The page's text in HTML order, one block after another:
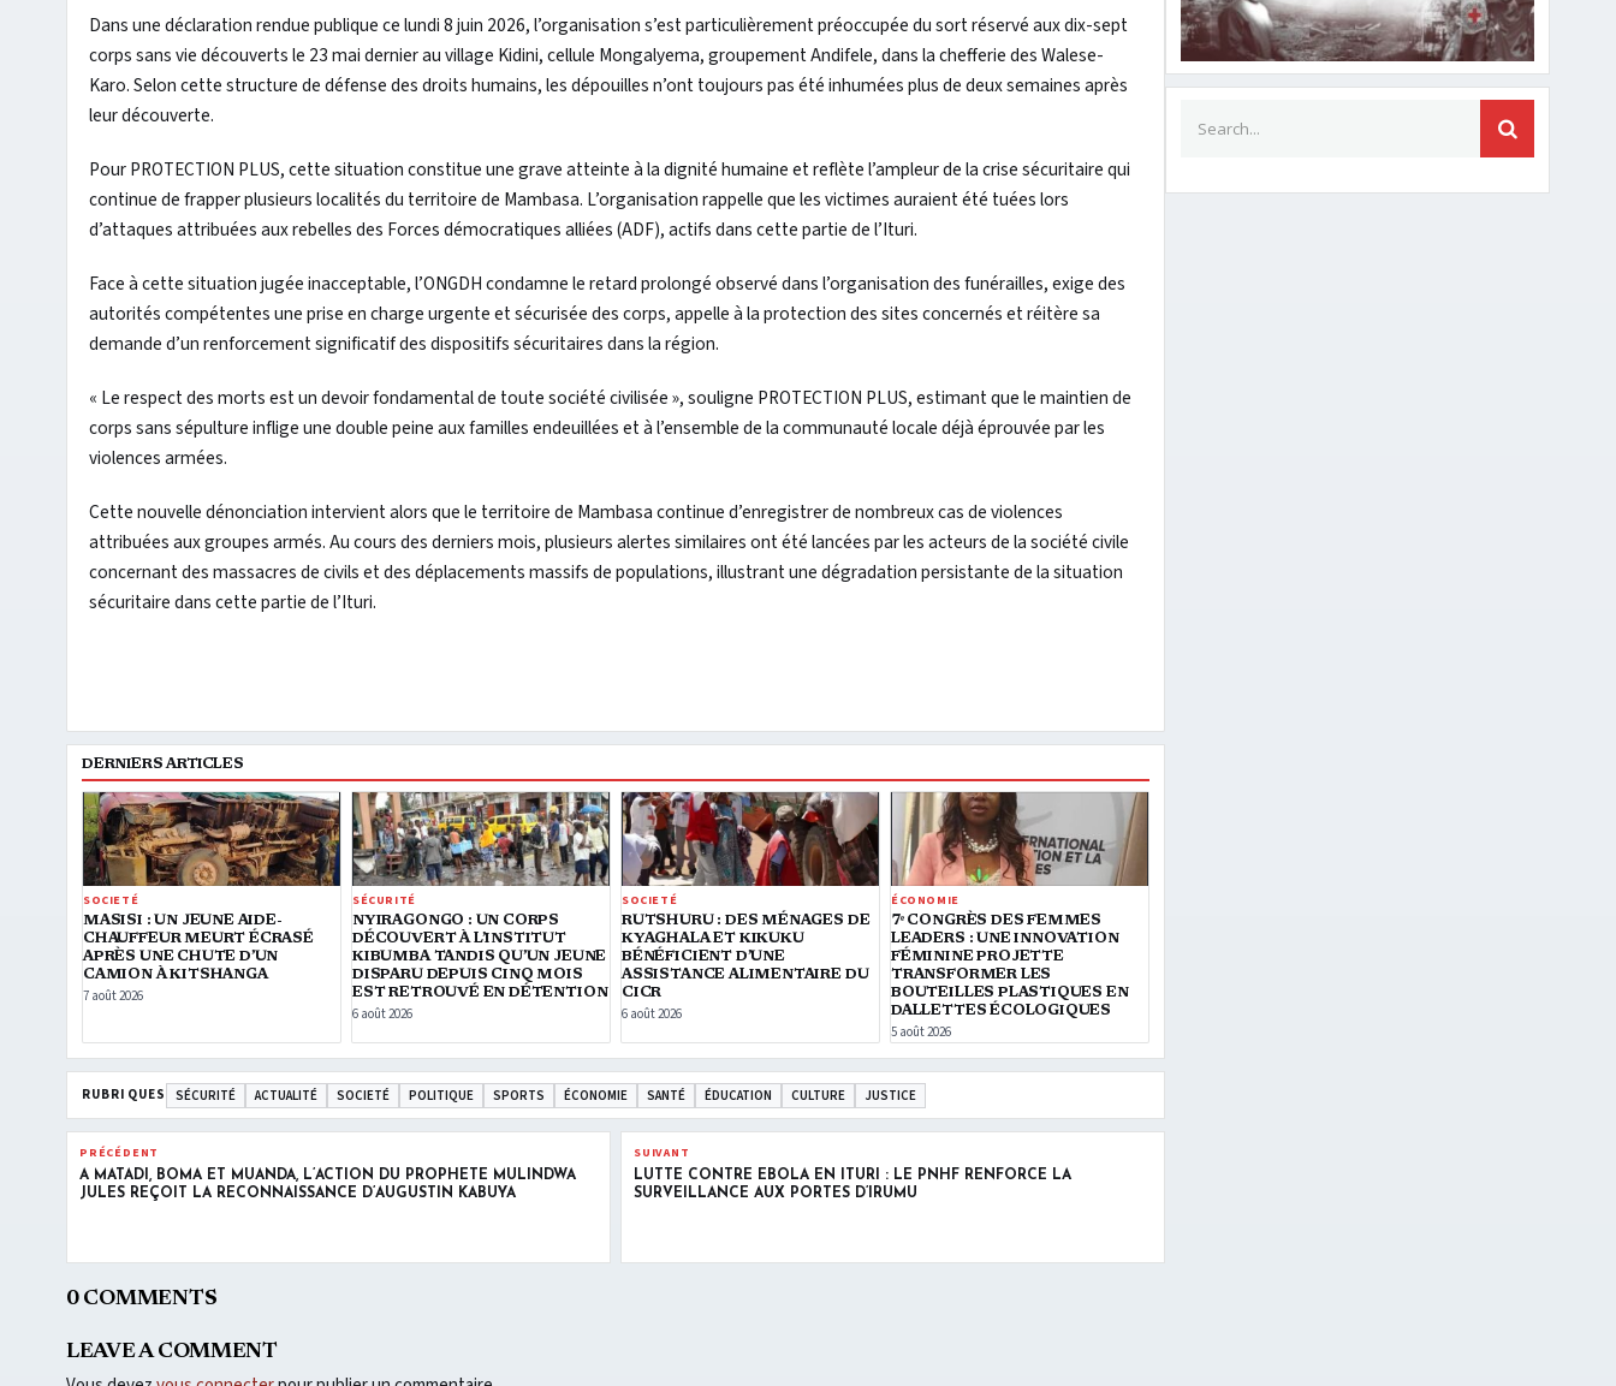
Dans une déclaration rendue publique ce lundi 8 juin 2026, l’organisation s’est particulièrement préoccupée du sort réservé aux dix-sept
corps sans vie découverts le 23 mai dernier au village Kidini, cellule Mongalyema, groupement Andifele, dans la chefferie des Walese-
Karo. Selon cette structure de défense des droits humains, les dépouilles n’ont toujours pas été inhumées plus de deux semaines après
leur découverte.
Pour PROTECTION PLUS, cette situation constitue une grave atteinte à la dignité humaine et reflète l’ampleur de la crise sécuritaire qui
continue de frapper plusieurs localités du territoire de Mambasa. L’organisation rappelle que les victimes auraient été tuées lors
d’attaques attribuées aux rebelles des Forces démocratiques alliées (ADF), actifs dans cette partie de l’Ituri.
Face à cette situation jugée inacceptable, l’ONGDH condamne le retard prolongé observé dans l’organisation des funérailles, exige des
autorités compétentes une prise en charge urgente et sécurisée des corps, appelle à la protection des sites concernés et réitère sa
demande d’un renforcement significatif des dispositifs sécuritaires dans la région.
« Le respect des morts est un devoir fondamental de toute société civilisée », souligne PROTECTION PLUS, estimant que le maintien de
corps sans sépulture inflige une double peine aux familles endeuillées et à l’ensemble de la communauté locale déjà éprouvée par les
violences armées.
Cette nouvelle dénonciation intervient alors que le territoire de Mambasa continue d’enregistrer de nombreux cas de violences
attribuées aux groupes armés. Au cours des derniers mois, plusieurs alertes similaires ont été lancées par les acteurs de la société civile
concernant des massacres de civils et des déplacements massifs de populations, illustrant une dégradation persistante de la situation
sécuritaire dans cette partie de l’Ituri.
DERNIERS ARTICLES
SOCIETÉ
MASISI : UN JEUNE AIDE-
CHAUFFEUR MEURT ÉCRASÉ
APRÈS UNE CHUTE D’UN
CAMION À KITSHANGA
7 août 2026
SÉCURITÉ
NYIRAGONGO : UN CORPS
DÉCOUVERT À L’INSTITUT
KIBUMBA TANDIS QU’UN JEUNE
DISPARU DEPUIS CINQ MOIS
EST RETROUVÉ EN DÉTENTION
6 août 2026
SOCIETÉ
RUTSHURU : DES MÉNAGES DE
KYAGHALA ET KIKUKU
BÉNÉFICIENT D’UNE
ASSISTANCE ALIMENTAIRE DU
CICR
6 août 2026
ÉCONOMIE
7ᵉ CONGRÈS DES FEMMES
LEADERS : UNE INNOVATION
FÉMININE PROJETTE
TRANSFORMER LES
BOUTEILLES PLASTIQUES EN
DALLETTES ÉCOLOGIQUES
5 août 2026
RUBRIQUES SÉCURITÉ ACTUALITÉ SOCIETÉ POLITIQUE SPORTS ÉCONOMIE SANTÉ ÉDUCATION CULTURE JUSTICE
PRÉCÉDENT
À MATADI, BOMA ET MUANDA, L’ACTION DU PROPHÈTE MULINDWA
JULES REÇOIT LA RECONNAISSANCE D’AUGUSTIN KABUYA
SUIVANT
LUTTE CONTRE EBOLA EN ITURI : LE PNHF RENFORCE LA
SURVEILLANCE AUX PORTES D’IRUMU
0 COMMENTS
LEAVE A COMMENT